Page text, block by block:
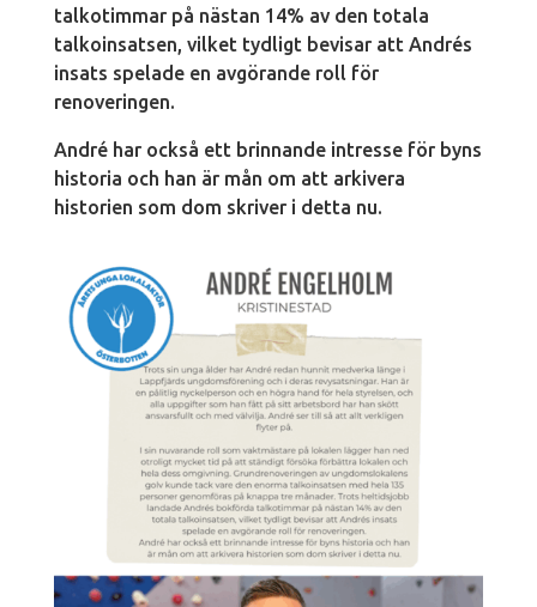
talkotimmar på nästan 14% av den totala
talkoinsatsen, vilket tydligt bevisar att Andrés
insats spelade en avgörande roll för
renoveringen.
André har också ett brinnande intresse för byns
historia och han är mån om att arkivera
historien som dom skriver i detta nu.